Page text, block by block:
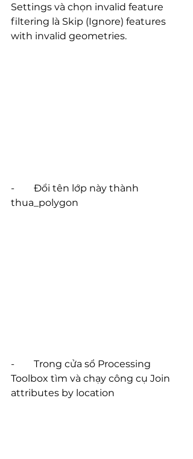
Settings và chọn invalid feature
filtering là Skip (Ignore) features
with invalid geometries.
-        Đổi tên lớp này thành
thua_polygon
-        Trong cửa sổ Processing
Toolbox tìm và chạy công cụ Join
attributes by location